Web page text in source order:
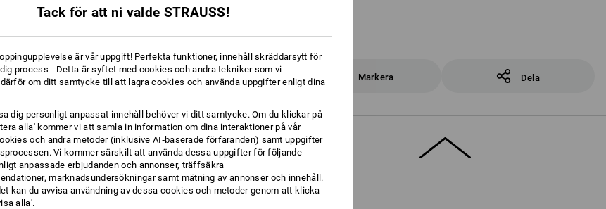
Markera Dela
Tack för att ni valde STRAUSS!
är vår uppgift! Perfekta funktioner, innehåll skräddarsytt för
process - Detta är syftet med cookies och andra tekniker som vi
därför om ditt samtycke till att lagra cookies och använda uppgifter enligt dina
dig personligt anpassat innehåll behöver vi ditt samtycke. Om du klickar på
alla' kommer vi att samla in information om dina interaktioner på vår
och andra metoder (inklusive AI‑baserade förfaranden) samt uppgifter
Vi kommer särskilt att använda dessa uppgifter för följande
anpassade erbjudanden och annonser, träffsäkra
marknadsundersökningar samt mätning av annonser och innehåll.
kan du avvisa användning av dessa cookies och metoder genom att klicka
alla'.